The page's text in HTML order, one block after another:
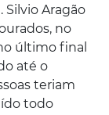
Aragão
no
último final
até o
teriam
todo